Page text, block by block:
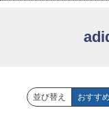
並び替え おすす
優先度順